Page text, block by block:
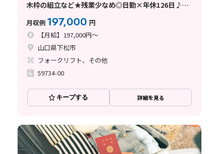
木枠の組立など★残業少なめ◎日勤×年休126日♪未
経験OK！
月収例 197,000 円
【月給】197,000円～
山口県下松市
フォークリフト、その他
59734-00
キープする 詳細を見る